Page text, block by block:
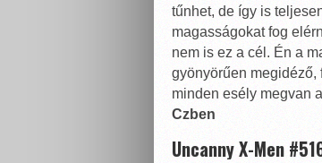
tűnhet, de így is
magasságokat fog
nem is ez a cél. Én a
gyönyörűen megidéző,
minden esély megvan
Czben
Uncanny X-Men